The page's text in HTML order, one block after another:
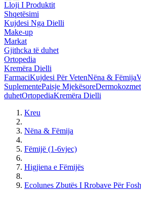
Lloji I Produktit
Shqetësimi
Kujdesi Nga Dielli
Make-up
Markat
Gjithcka të duhet
Ortopedia
Kremëra Dielli
FarmaciKujdesi Për VetenNëna & Fëmija
SuplementePaisje Mjekësore
duhetOrtopediaKremëra Dielli
Kreu
Nëna & Fëmija
Fëmijë (1-6vjec)
Higjiena e Fëmijës
Ecolunes Zbutës I Rrobave Për